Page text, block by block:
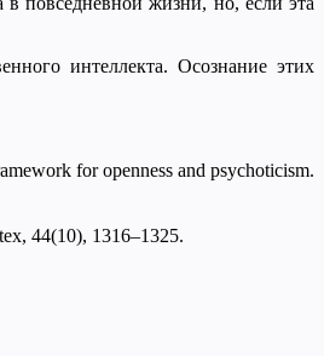
интеллекта. Осознание этих
for openness and psychoticism.
44(10), 1316–1325.